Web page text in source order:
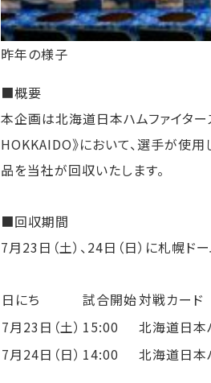
昨年の様子
■概要
本企画は北海道日本ハムファイタ
HOKKAIDO》において、選手が使用
品を当社が回収いたします。
■回収期間
7月23日（土）、24日（日）に札幌ド
日にち 試合開始対戦カード
7月23日（土） 15:00 北海道日本
7月24日（日） 14:00 北海道日本